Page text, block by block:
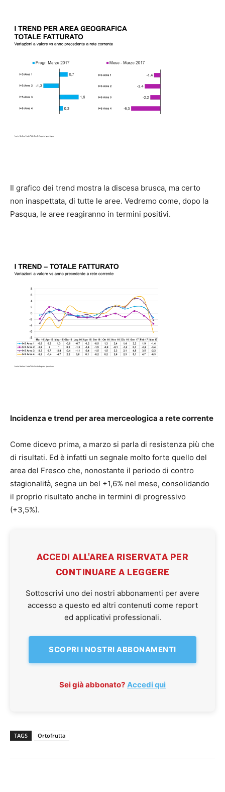
Il grafico dei trend mostra la discesa brusca, ma certo
non inaspettata, di tutte le aree. Vedremo come, dopo la
Pasqua, le aree reagiranno in termini positivi.
Incidenza e trend per area merceologica a rete corrente
Come dicevo prima, a marzo si parla di resistenza più che
di risultati. Ed è infatti un segnale molto forte quello del
area del Fresco che, nonostante il periodo di contro
stagionalità, segna un bel +1,6% nel mese, consolidando
il proprio risultato anche in termini di progressivo
(+3,5%).
ACCEDI ALL'AREA RISERVATA PER
CONTINUARE A LEGGERE
Sottoscrivi uno dei nostri abbonamenti per avere
accesso a questo ed altri contenuti come report
ed applicativi professionali.
SCOPRI I NOSTRI ABBONAMENTI
Sei già abbonato? Accedi qui
TAGS Ortofrutta